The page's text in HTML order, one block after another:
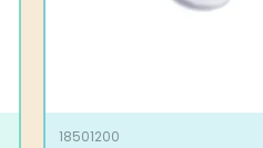
18501200